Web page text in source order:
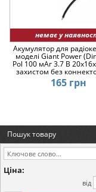
немає у
Акумулятор для
моделі Giant Power
Pol 100 мАг 3.7 В
захистом без
165 грн
Пошук товару
Ціна:
від